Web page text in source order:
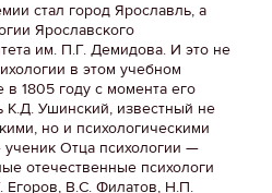
стал город Ярославль, а
Ярославского
им. П.Г. Демидова. И это не
в этом учебном
1805 году с момента его
К.Д. Ушинский, известный не
но и психологическими
Отца психологии —
отечественные психологи
В.С. Филатов, Н.П.